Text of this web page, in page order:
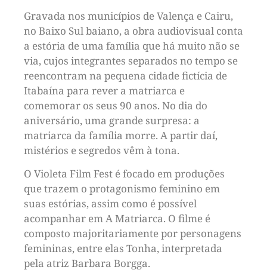
Gravada nos municípios de Valença e Cairu,
no Baixo Sul baiano, a obra audiovisual conta
a estória de uma família que há muito não se
via, cujos integrantes separados no tempo se
reencontram na pequena cidade fictícia de
Itabaína para rever a matriarca e
comemorar os seus 90 anos. No dia do
aniversário, uma grande surpresa: a
matriarca da família morre. A partir daí,
mistérios e segredos vêm à tona.
O Violeta Film Fest é focado em produções
que trazem o protagonismo feminino em
suas estórias, assim como é possível
acompanhar em A Matriarca. O filme é
composto majoritariamente por personagens
femininas, entre elas Tonha, interpretada
pela atriz Barbara Borgga.